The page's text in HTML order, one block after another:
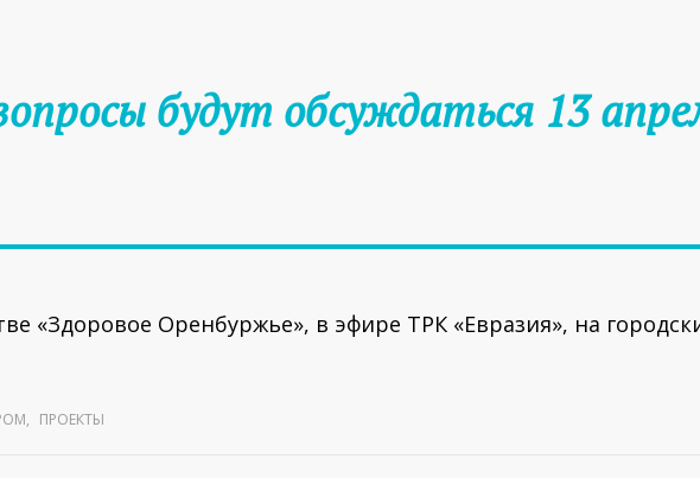
будут обсуждаться 13
«Здоровое Оренбуржье», в эфире ТРК «Евразия», на
, ПРОЕКТЫ